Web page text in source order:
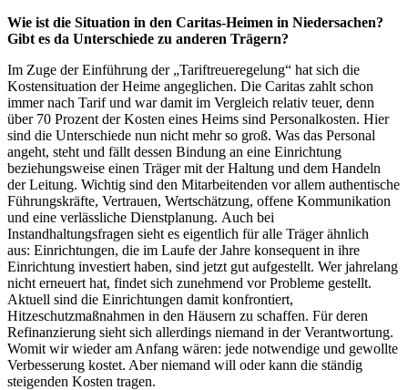
Wie ist die Situation in den Caritas-Heimen in Niedersachen?
Gibt es da Unterschiede zu anderen Trägern?
Im Zuge der Einführung der „Tariftreueregelung“ hat sich die
Kostensituation der Heime angeglichen. Die Caritas zahlt schon
immer nach Tarif und war damit im Vergleich relativ teuer, denn
über 70 Prozent der Kosten eines Heims sind Personalkosten. Hier
sind die Unterschiede nun nicht mehr so groß. Was das Personal
angeht, steht und fällt dessen Bindung an eine Einrichtung
beziehungsweise einen Träger mit der Haltung und dem Handeln
der Leitung. Wichtig sind den Mitarbeitenden vor allem authentische
Führungskräfte, Vertrauen, Wertschätzung, offene Kommunikation
und eine verlässliche Dienstplanung. Auch bei
Instandhaltungsfragen sieht es eigentlich für alle Träger ähnlich
aus: Einrichtungen, die im Laufe der Jahre konsequent in ihre
Einrichtung investiert haben, sind jetzt gut aufgestellt. Wer jahrelang
nicht erneuert hat, findet sich zunehmend vor Probleme gestellt.
Aktuell sind die Einrichtungen damit konfrontiert,
Hitzeschutzmaßnahmen in den Häusern zu schaffen. Für deren
Refinanzierung sieht sich allerdings niemand in der Verantwortung.
Womit wir wieder am Anfang wären: jede notwendige und gewollte
Verbesserung kostet. Aber niemand will oder kann die ständig
steigenden Kosten tragen.